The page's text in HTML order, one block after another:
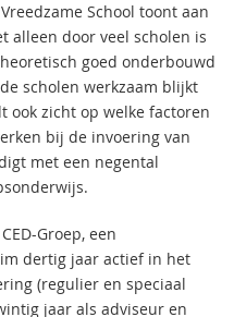
School toont aan
alleen door veel scholen is
goed onderbouwd
scholen werkzaam blijkt
ook zicht op welke factoren
bij de invoering van
met een negental
Groep, een
dertig jaar actief in het
(regulier en speciaal
jaar als adviseur en